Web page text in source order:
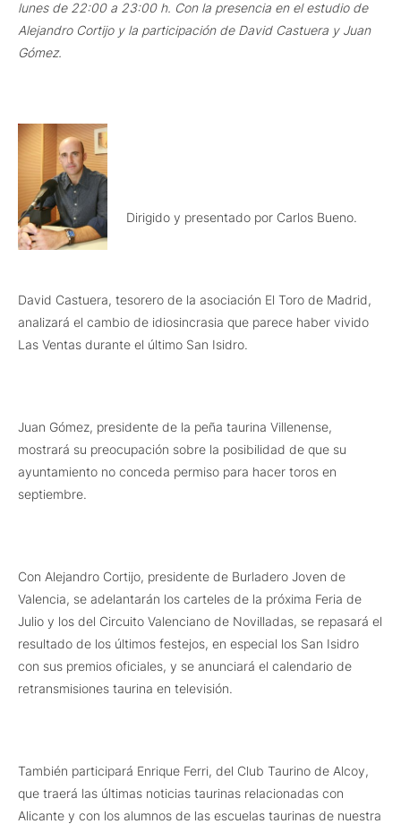
lunes de 22:00 a 23:00 h. Con la presencia en el estudio de
Alejandro Cortijo y la participación de David Castuera y Juan
Gómez.
Dirigido y presentado por Carlos Bueno.
David Castuera, tesorero de la asociación El Toro de Madrid,
analizará el cambio de idiosincrasia que parece haber vivido
Las Ventas durante el último San Isidro.
Juan Gómez, presidente de la peña taurina Villenense,
mostrará su preocupación sobre la posibilidad de que su
ayuntamiento no conceda permiso para hacer toros en
septiembre.
Con Alejandro Cortijo, presidente de Burladero Joven de
Valencia, se adelantarán los carteles de la próxima Feria de
Julio y los del Circuito Valenciano de Novilladas, se repasará el
resultado de los últimos festejos, en especial los San Isidro
con sus premios oficiales, y se anunciará el calendario de
retransmisiones taurina en televisión.
También participará Enrique Ferri, del Club Taurino de Alcoy,
que traerá las últimas noticias taurinas relacionadas con
Alicante y con los alumnos de las escuelas taurinas de nuestra